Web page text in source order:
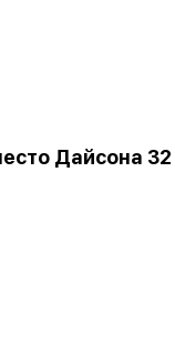
Дайсона